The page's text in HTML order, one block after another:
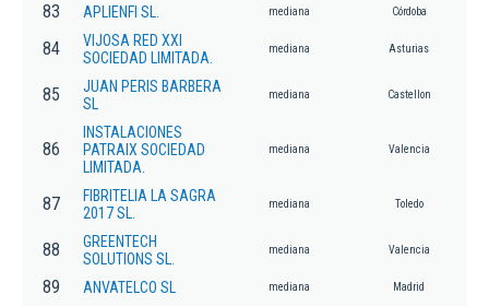
83 APLIENFI SL. mediana Córdoba
84
VIJOSA RED XXI
SOCIEDAD LIMITADA.
mediana Asturias
85
JUAN PERIS BARBERA
SL
mediana Castellon
86
INSTALACIONES
PATRAIX SOCIEDAD
LIMITADA.
mediana Valencia
87
FIBRITELIA LA SAGRA
2017 SL.
mediana Toledo
88
GREENTECH
SOLUTIONS SL.
mediana Valencia
89 ANVATELCO SL mediana Madrid